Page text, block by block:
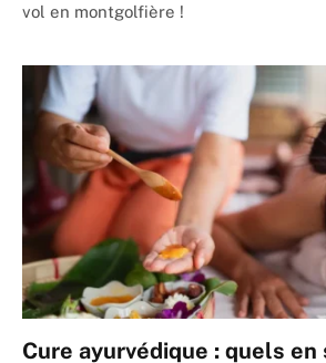
vol en montgolfière !
Cure ayurvédique : quels en